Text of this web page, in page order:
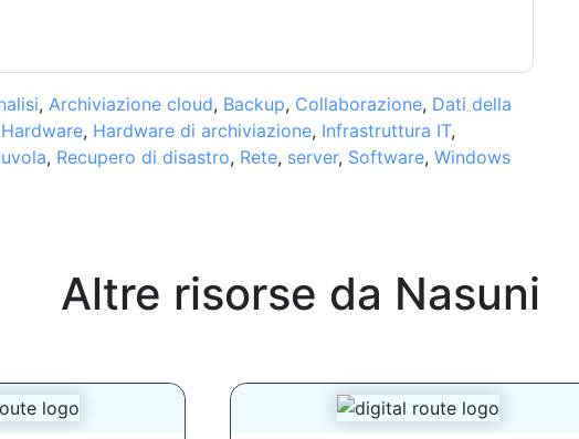
, Archiviazione cloud, Backup, Collaborazione, Dati della
Hardware, Hardware di archiviazione, Infrastruttura IT,
, Recupero di disastro, Rete, server, Software, Windows
Altre risorse da Nasuni